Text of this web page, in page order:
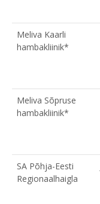
Meliva Kaarli
hambakliinik*
Meliva Sõpruse
hambakliinik*
SA Põhja-Eesti
Regionaalhaigla